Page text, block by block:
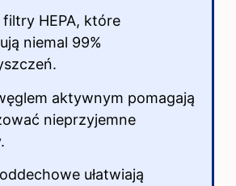
HEPA, które
niemal 99%
aktywnym pomagają
nieprzyjemne
ułatwiają